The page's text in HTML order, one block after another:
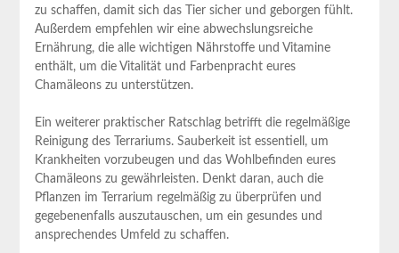
zu schaffen, damit sich das Tier sicher und geborgen fühlt.
Außerdem empfehlen wir eine abwechslungsreiche
Ernährung, die alle wichtigen Nährstoffe und Vitamine
enthält, um die Vitalität und Farbenpracht eures
Chamäleons zu unterstützen.
Ein weiterer praktischer Ratschlag betrifft die regelmäßige
Reinigung des Terrariums. Sauberkeit ist essentiell, um
Krankheiten vorzubeugen und das Wohlbefinden eures
Chamäleons zu gewährleisten. Denkt daran, auch die
Pflanzen im Terrarium regelmäßig zu überprüfen und
gegebenenfalls auszutauschen, um ein gesundes und
ansprechendes Umfeld zu schaffen.